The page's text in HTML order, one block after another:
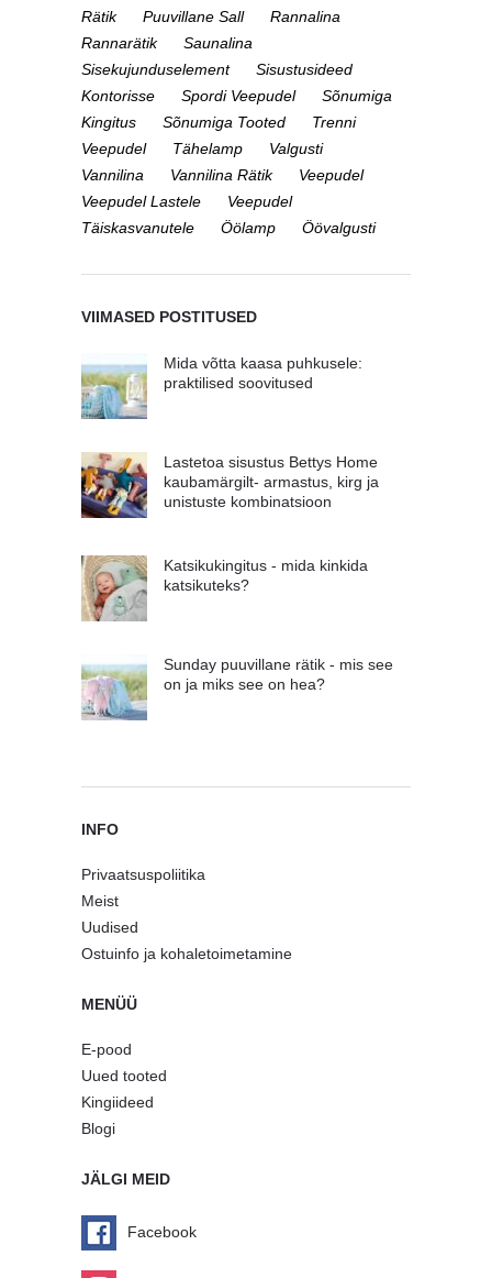
Rätik
Puuvillane Sall
Rannalina
Rannarätik
Saunalina
Sisekujunduselement
Sisustusideed
Kontorisse
Spordi Veepudel
Sõnumiga
Kingitus
Sõnumiga Tooted
Trenni
Veepudel
Tähelamp
Valgusti
Vannilina
Vannilina Rätik
Veepudel
Veepudel Lastele
Veepudel
Täiskasvanutele
Öölamp Öövalgusti
VIIMASED POSTITUSED
Mida võtta kaasa puhkusele:
praktilised soovitused
Lastetoa sisustus Bettys Home
kaubamärgilt- armastus, kirg ja
unistuste kombinatsioon
Katsikukingitus - mida kinkida
katsikuteks?
Sunday puuvillane rätik - mis see
on ja miks see on hea?
INFO
Privaatsuspoliitika
Meist
Uudised
Ostuinfo ja kohaletoimetamine
MENÜÜ
E-pood
Uued tooted
Kingiideed
Blogi
JÄLGI MEID
Facebook